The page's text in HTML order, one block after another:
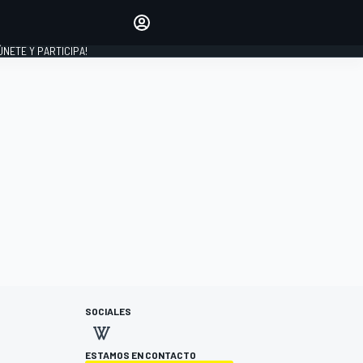
Y PARTICIPA!
SOCIALES
ESTAMOS EN CONTACTO